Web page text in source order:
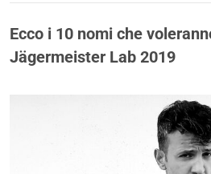
Ecco i 10 nomi che
Jägermeister Lab 2019